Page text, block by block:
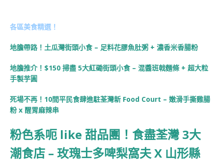
各區美食精選！
地膽帶路！土瓜灣街頭小食 – 足料花膠魚肚粥 + 濃香米香腸粉
地膽推介！$150 掃盡 5大紅磡街頭小食 – 混醬班戟麵條 + 超大粒
手製芋圓
死場不再！10間平民食肆進駐荃灣新 Food Court – 嫩滑手撕雞腸
粉 x 醒胃麻辣串
粉色系呃 like 甜品團！食盡荃灣 3大
潮食店 – 玫瑰士多啤梨窩夫 X 山形縣